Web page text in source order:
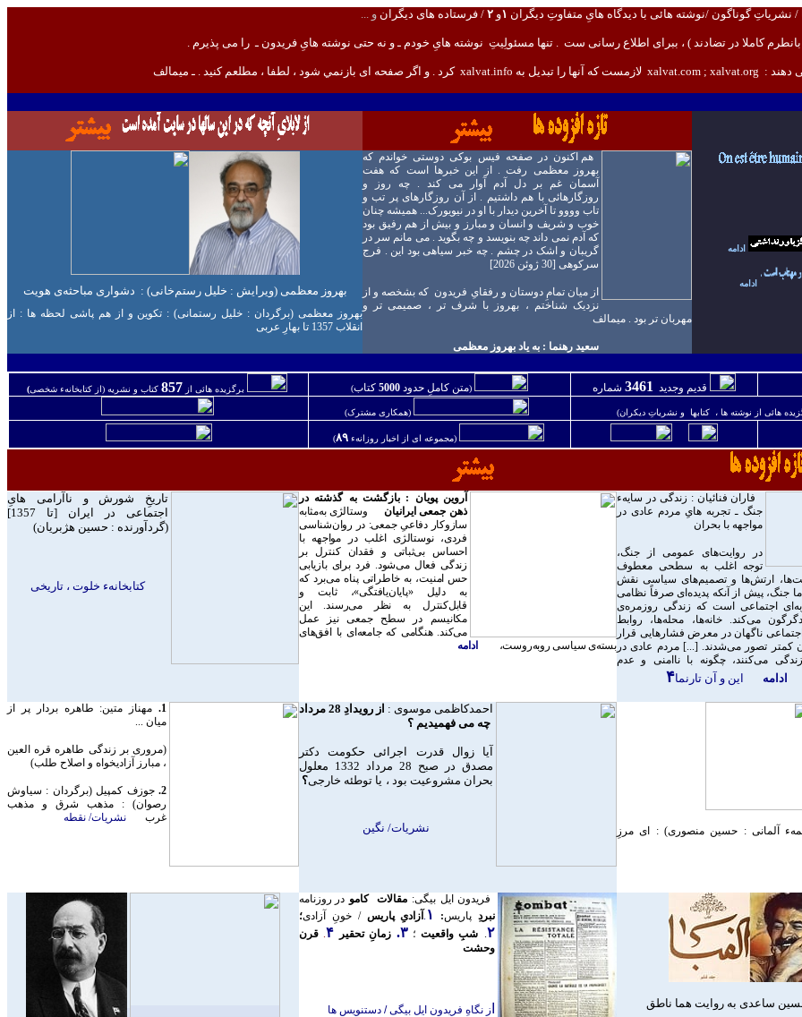
/ نشرياتِ گوناگون /نوشته هائی با ديدگاه هایِ متفاوتِ ديگران ۱و ۲ / فرستاده های ديگران و ...
کاملا در تضادند ) ، ببرای اطلاع رسانی ست . تنها مسئولِيتِ نوشته هایِ خودم ـ و نه حتی نوشته هایِ فريدون ـرا می پذيرم .
دهند : xalvat.com ; xalvat.org لازمست که آنها را تبديل به xalvat.info کرد . و اگر صفحه ای بازنمي شود ، لطفا ، مطلعم کنيد . ـ ميمالف
ادامه
ادامه
بهروز معظمی (ویرایش : خلیل رستم‌خانی)
: دشواری مباحثه‌ی هویت
بهروز معظمی (برگردان : خليل رستمانی) : تکوين و از هم پاشی لحظه ها : از
انقلاب 1357 تا بهارِ عربی
هم اکنون در صفحه فيس بوکی دوستی خواندم که
بهروز معظمی رفت . از اين خبرها است که هفت
آسمان غم بر دل آدم آوار می کند . چه روز و
روزگارهائی با هم داشتيم . از آن روزگارهای پر تب و
تاب وووو تا آخرين ديدار با او در نيويورک... هميشه چنان
خوب و شريف و انسان و مبارز و بيش از هم رفيق بود
که آدم نمی داند چه بنويسد و چه بگويد . می مانم سر در
گريبان و اشک در چشم . چه خبر سياهی بود اين . فرج
سرکوهی [30 ژوئن 2026]
از ميان تمامِ دوستان و رفقایِ فريدون که بشخصه و از
نزديک شناختم ، بهروز با شرف تر ، صميمی تر و
مهربان تر بود . ميمالف
سعيد رهنما : به ياد بهروز معظمی
برگزيده هائی از 857 کتاب و نشريه (از کتابخانهء شخصی) (متن کاملِ حدود کتاب) قديم وجديد 3461 شماره
(همکاری مشترک) هائی از نوشته ها ، کتابها و نشريات ديکران)
(مجموعه ای از اخبار روزانهء ۹۸)
تاريخِ شورش و ناآرامی هایِ
اجتماعی در ايران [تا 1357]
(گردآورنده : حسين هژبريان)
کتابخانهء خلوت ، تاريخی
آروین پویان : بازگشت به گذشته در
ذهن جمعی ایرانیان
وستالژی به‌مثابه
سازوکار دفاعیِ جمعی: در روان‌شناسی
فردی، نوستالژی اغلب در مواجهه با
احساس بی‌ثباتی و فقدان کنترل بر
زندگی فعال می‌شود. فرد برای بازیابی
حس امنیت، به خاطراتی پناه می‌برد که
به دلیل «پایان‌یافتگی»، ثابت و
قابل‌کنترل به نظر می‌رسند. این
مکانیسم در سطح جمعی نیز عمل
می‌کند. هنگامی که جامعه‌ای با افق‌های
بسته‌ی سیاسی روبه‌روست،
ادامه
فاران فنائيان : زندگی در سايهء
جنگ ـ تجربه هایِ مردم عادی در
مواجهه با بحرا ن
در روایت‌های عمومی از جنگ،
توجه اغلب به سطحی معطوف
ارتش‌ها و تصمیم‌های سیاسی نقش
جنگ، پیش از آنکه پدیده‌ای صرفاً نظامی
اجتماعی است که زندگی روزمره‌ی
می‌کند. خانه‌ها، محله‌ها، روابط
ناگهان در معرض فشارهایی قرار
کمتر تصور می‌شدند. [...] مردم عادی در
می‌کنند، چگونه با ناامنی و عدم
ادامه اين و آن تارنما۴
1.
مهناز متين: طاهره بردار پر از
ميان ...
(مروری بر زندگی طاهره قره العين
، مبارز آزاديخواه و اصلاح طلب)
2. جوزف کمپيل (برگردان : سياوش
رصوان) : مذهب شرق و مذهب
غرب
نشريات/ نقطه
احمدکاظمی موسوی : از رويدادِ 28 مرداد
چه می فهميديم ؟
آيا زوال قدرت اجرائی حکومت دکتر
مصدق در صبح 28 مرداد 1332 معلول
بحران مشروعيت بود ، يا توطئه خارجی؟
نشريات/ نگين
آلمانی : حسين منصوری) : ای مرزِ
فريدون ايل بيگی: مقالات کامو در روزنامه
نبردِ پاريس: ۱ . آزادیِ پاريس/ خونِ آزادی؛
۲. شبِ واقعيت ؛ ۳. زمانِ تحقير ۴. قرن
وحشت
ز نگاهِ فريدون ايل بيگی / دستنويس ها ساعدی به روایت هما ناطق